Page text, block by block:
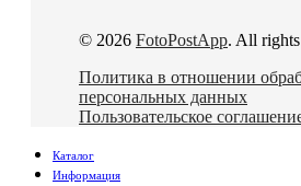
© 2026 FotoPostApp. All
Политика в отношении
персональных данных
Пользовательское
Каталог
Информация